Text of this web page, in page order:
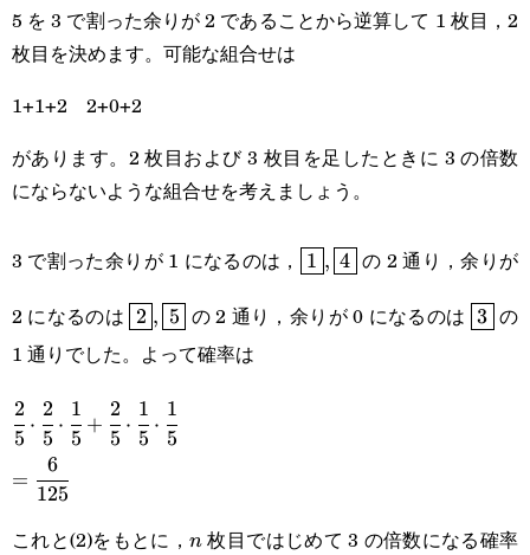
5 を 3 で割った余りが 2 であることから逆算して 1 枚目，2
枚目を決めます。可能な組合せは
1+1+2 2+0+2
があります。2 枚目および 3 枚目を足したときに 3 の倍数
にならないような組合せを考えましょう。
3 で割った余りが 1 になるのは， \boxed{1},\boxed{4}
1 , 4 の 2 通り，余りが
2 になるのは \boxed{2},\boxed{5}
2 , 5 の 2 通り，余りが 0 になるのは 3 の
1 通りでした。よって確率は
\cfrac{2}
{5}\cdot\cfrac{2}
{5}\cdot\cfrac{1}
{5}+\cfrac{2}
5
2
⋅
5
2
⋅
5
1
+
5
2
⋅
5
1
⋅
5
1
=\cfrac{6}
{125}
=
125
6
これと(2)をもとに，n
n 枚目ではじめて 3 の倍数になる確率